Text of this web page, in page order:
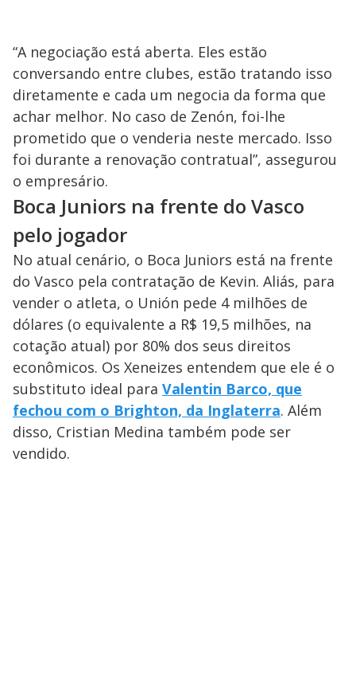
“A negociação está aberta. Eles estão
conversando entre clubes, estão tratando isso
diretamente e cada um negocia da forma que
achar melhor. No caso de Zenón, foi-lhe
prometido que o venderia neste mercado. Isso
foi durante a renovação contratual”, assegurou
o empresário.
Boca Juniors na frente do Vasco
pelo jogador
No atual cenário, o Boca Juniors está na frente
do Vasco pela contratação de Kevin. Aliás, para
vender o atleta, o Unión pede 4 milhões de
dólares (o equivalente a R$ 19,5 milhões, na
cotação atual) por 80% dos seus direitos
econômicos. Os Xeneizes entendem que ele é o
substituto ideal para Valentin Barco, que
fechou com o Brighton, da Inglaterra. Além
disso, Cristian Medina também pode ser
vendido.